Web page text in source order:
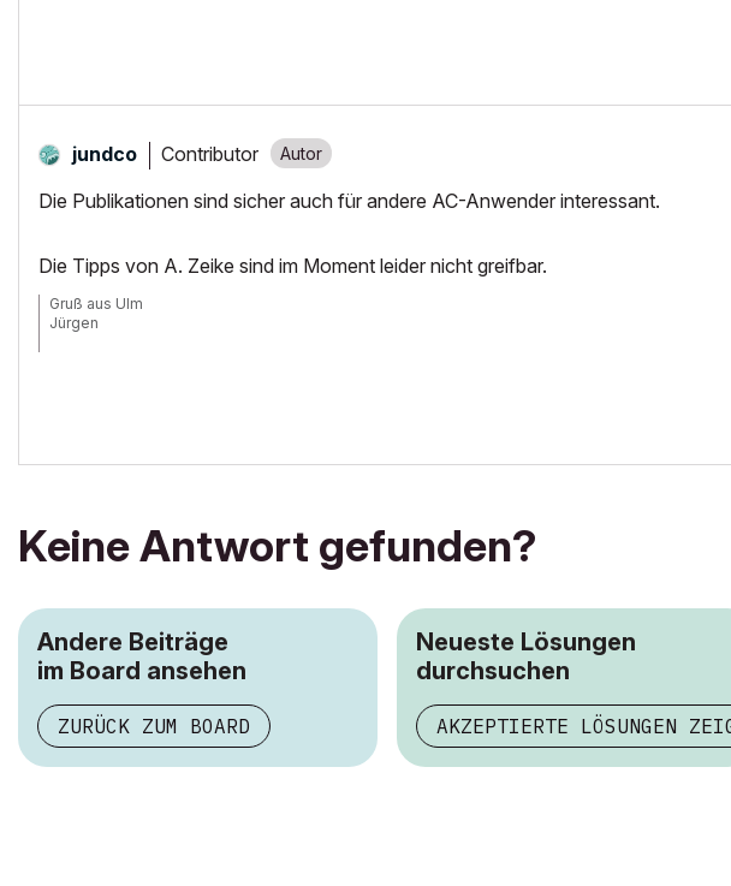
jundco Contributor
Die Publikationen sind sicher auch für andere AC-Anwender interessant.
Die Tipps von A. Zeike sind im Moment leider nicht greifbar.
Gruß aus Ulm
Jürgen
Keine Antwort gefunden?
Andere Beiträge
im Board ansehen
ZURÜCK ZUM BOARD
Neueste Lösungen
durchsuchen
AKZEPTIERTE LÖSUNGEN